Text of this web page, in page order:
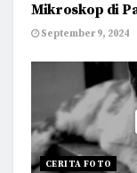
Mikroskop di
September 9, 2024
CERITA FOTO